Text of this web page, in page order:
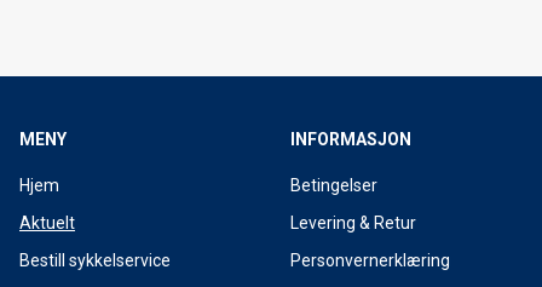
Elsykkeldag hos Tromsø ski & sykkel
Tromsø Sykkelfestival 2017
MENY
Hjem
Aktuelt
Bestill sykkelservice
INFORMASJON
Betingelser
Levering & Retur
Personvernerklæring